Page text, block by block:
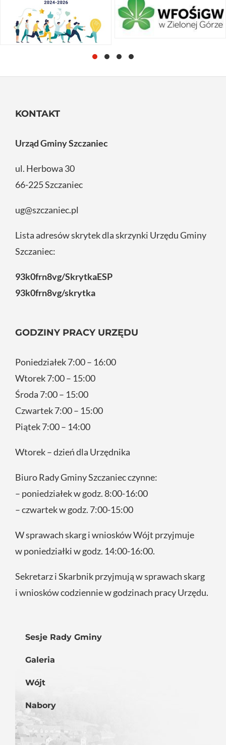
KONTAKT
Urząd Gminy Szczaniec
ul. Herbowa 30
66-225 Szczaniec
ug@szczaniec.pl
Lista adresów skrytek dla skrzynki Urzędu Gminy
Szczaniec:
93k0frn8vg/SkrytkaESP
93k0frn8vg/skrytka
GODZINY PRACY URZĘDU
Poniedziałek 7:00 – 16:00
Wtorek 7:00 – 15:00
Środa 7:00 – 15:00
Czwartek 7:00 – 15:00
Piątek 7:00 – 14:00
Wtorek – dzień dla Urzędnika
Biuro Rady Gminy Szczaniec czynne:
– poniedziałek w godz. 8:00-16:00
– czwartek w godz. 7:00-15:00
W sprawach skarg i wniosków Wójt przyjmuje
w poniedziałki w godz. 14:00-16:00.
Sekretarz i Skarbnik przyjmują w sprawach skarg
i wniosków codziennie w godzinach pracy Urzędu.
Sesje Rady Gminy
Galeria
Wójt
Nabory